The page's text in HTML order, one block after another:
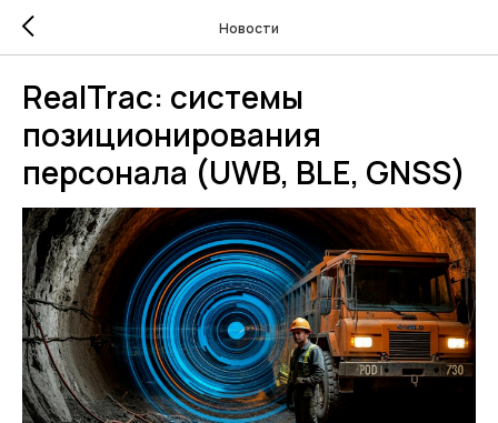
Новости
RealTrac: системы
позиционирования
персонала (UWB, BLE, GNSS)